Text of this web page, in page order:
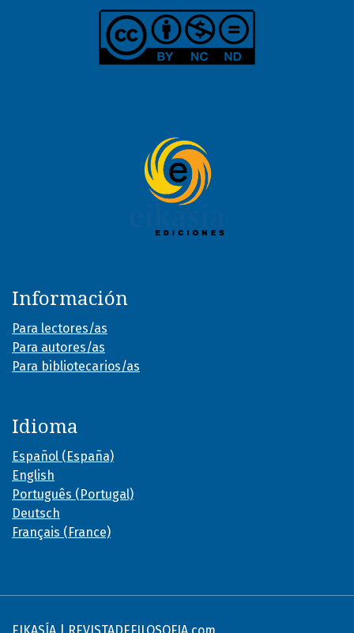
Información
Para lectores/as
Para autores/as
Para bibliotecarios/as
Idioma
Español (España)
English
Português (Portugal)
Deutsch
Français (France)